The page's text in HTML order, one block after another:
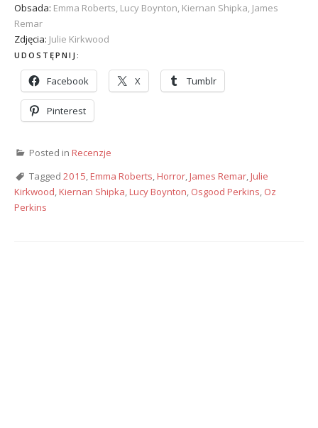
Obsada: Emma Roberts, Lucy Boynton, Kiernan Shipka, James
Remar
Zdjęcia: Julie Kirkwood
UDOSTĘPNIJ:
Facebook X Tumblr
Pinterest
Posted in Recenzje
Tagged 2015,Emma Roberts,Horror,James Remar,Julie
Kirkwood,Kiernan Shipka,Lucy Boynton, Osgood Perkins, Oz
Perkins